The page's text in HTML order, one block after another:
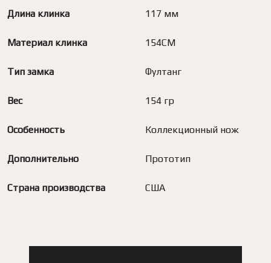
Длина клинка 117 мм
Материал клинка 154СМ
Тип замка Фултанг
Вес 154 гр
Особенность Коллекционный нож
Дополнительно Прототип
Страна производства США